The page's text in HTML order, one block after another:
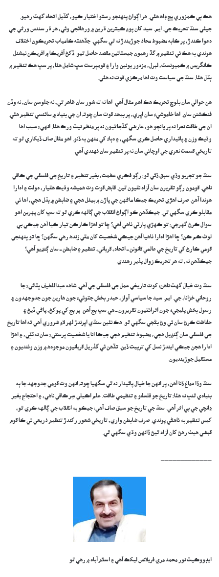
هڪ ٻي ڪمزوري ڀڃ ڊاھ هئي. هر اڳواڻ پنهنجو رستو اختيار ڪيو، گڏيل اتحاد گهٽ رهيو.
جيئي سنڌ تحريڪ جي. ايم. سيد کان پوءِ ڪيترين ڌرين ۾ ورهائجي وئي، هر ڌر سندس ورثي جي
دعوا ڪندڙ، پر ڪابه مضبوط محاذ جوڙيندڙ نه ٿي سگهي. جڏهن⁠ته ڪامياب تحريڪون اختلاف
هوندي به هڪ ئي تنظيم ۾ گڏ رهيون جيستائين مقصد حاصل ٿيو. ڏکڻ آفريڪا ۾ افريڪن نيشنل
ڪانگريس ۾ ڪميونسٽ، لبرل، مزدور يونين وارا ۽ قومپرست سڀ شامل هئا، پر سڀ هڪ تنظيم ۾
ٻڌل هئا. سنڌ جي سياست وٽ اها مرڪزي قوت نه هئي.
هن حوالي سان بلوچ تحريڪ هڪ اهم مثال آهي. اها نه ته شور سان ظاهر ٿي، نه جلوسن سان، نه وڏن
فنڪشنن سان. اها خاموشيءَ سان اڀري، پر بيحد قوت سان ڇو⁠تہ ان جي بنياد ۾ سائنسي تنظيم هئي.
ان جي طاقت نعرا نه پر ڍانچو هو، عارضي گڏجاڻيون نه پر منظم نيٽ ورڪ هئا. انهيءَ سبب اها
وڌيڪ وزن ۽ پائيداري حاصل ڪري سگهي، ۽ دٻاءُ کي منهن به ڏنو. اهو مثال صاف ڏيکاري ٿو ته
تاريخي قسمت نعري جي اوچائي سان نه پر تنظيم سان ٺهندي آهي.
سنڌ جو تجربو وڏي سبق ڏئي ٿو: رڳو فڪري عظمت، بغير تنظيم ۽ تاريخ جي فلسفي جي ڪافي
ناهي. قومون رڳو تقريرن سان آزاد نٿيون ٿين. قابض قوت وٽ هميشه وڌيڪ هٿيار، دولت ۽ ادارا
هوندا آهن. صرف اهڙي تحريڪ جيڪا ماڻهن جي پاڙن ۾ بيٺل هجي ۽ ضابطن ۾ ٻڌل هجي، اها ئي
مقابلو ڪري سگهي ٿي. جيڪڏهن ڪو اڳواڻ انقلاب جي ڳالهه ڪري ٿو ته سڀ کان پهرين اهو
سوال ڪرڻ گهرجي: تو ڪهڙي پارٽي ٺاهي آهي؟ ڇا تو اهڙا ڪارڪن تيار ڪيا آهن جيڪي بي
لوث ڪم ڪن؟ ڇا اهڙا ادارا ٺاهيا آهن جيڪي شخصيت کان مٿي زنده رهي سگهن؟ ڇا تو پنهنجي
قومي ڪارڻ کي تاريخ جي عالمي قانونن ــ اتحاد، قرباني، تنظيم ۽ ضابطن ــ سان ڳنڍيو آهي؟
جيڪڏهن نه، ته هر تحريڪ زوال پذير رهندي.
سنڌ وٽ خيال گهٽ ناهن؛ کوٽ تاريخي عمل جي فلسفي جي آهي. شاهه عبداللطيف ڀٽائيءَ جا
روحاني خزانا، جي. ايم. سيد جا سياسي آواز، حيدر بخش جتوئيءَ جون هارين جون جدوجهدون ۽
رسول بخش پليجيءَ جون اثرائتيون تقريرون ــ هي سڀ ٻج آهن. پر ٻج کي پوکڻ، پاڻي ڏيڻ ۽
حفاظت ڪرڻ سان ئي وڻ بڻجي سگهي ٿو. هڪ نئين سنڌي اڀرندڙ لهر لاءِ ضروري آهي ته اها تاريخ
جي فلسفي سان ڳنڍيل هجي، مضبوط تنظيم هجي جيڪا انا يا شخصيت پرستيءَ سان نه ٽٽِي، ۽ اهڙا
ادارا هجن جيڪي ايندڙ نسل کي تربيت ڏين. تڏهن ئي گذريل قربانيون موجوده ۾ وزن وٺنديون ۽
مستقبل جوڙينديون.
سنڌ وڏا دماغ ڏنا آهن، پر انهن جا خيال پائيدار نه ٿي سگهيا ڇو⁠تہ انهن وٽ قومي جدوجهد جا ٻه
بنيادي ٿنڀ نه هئا: تاريخ جو فلسفو ۽ تنظيمي طاقت. علم اڪيلي سِر ڪافي ناهي، ۽ احتجاج بغير
ڍانچي جي بي اثر آهي. سنڌ جي تاريخ جو سبق صاف آهي: جيڪو به انقلاب جي ڳالهه ڪري ٿو،
کيس تنظيم به ٺاھڻي پوندي. صرف ضابطن واري، تاريخي شعور رکندڙ تنظيم ذريعي ئي ڪا قوم
قبضي هيٺ رهڻ کان آزاد ٿيڻ ڏانهن وڌي سگهي ٿي.
ايڊووڪيٽ نور محمد مري فريلانس ليکڪ آھي ۽ اسلام آباد ۾ رھي ٿو